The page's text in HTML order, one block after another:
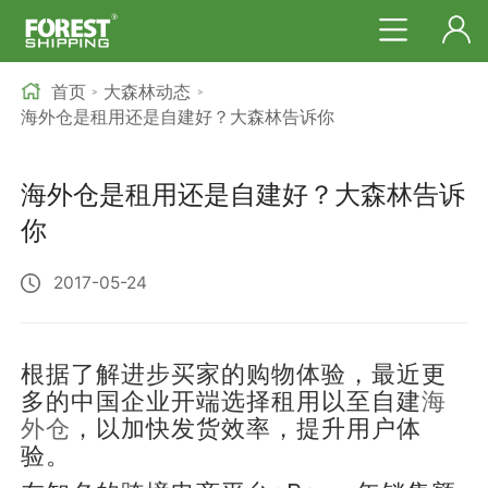
首页 > 大森林动态 >
海外仓是租用还是自建好？大森林告诉你
海外仓是租用还是自建好？大森林告诉
你
2017-05-24
根据了解进步买家的购物体验，最近更
多的中国企业开端选择租用以至自建海
外仓 ，以加快发货效率，提升用户体
验。